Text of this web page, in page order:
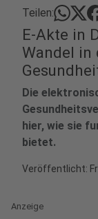
Teilen:
E-Akte in
Wandel in
Die
hier, wie sie
bietet.
Veröffentlicht:
Anzeige